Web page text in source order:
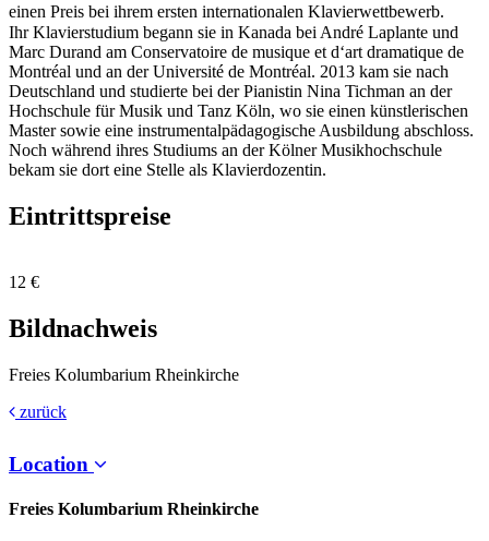
einen Preis bei ihrem ersten internationalen Klavierwettbewerb.
Ihr Klavierstudium begann sie in Kanada bei André Laplante und
Marc Durand am Conservatoire de musique et d‘art dramatique de
Montréal und an der Université de Montréal. 2013 kam sie nach
Deutschland und studierte bei der Pianistin Nina Tichman an der
Hochschule für Musik und Tanz Köln, wo sie einen künstlerischen
Master sowie eine instrumentalpädagogische Ausbildung abschloss.
Noch während ihres Studiums an der Kölner Musikhochschule
bekam sie dort eine Stelle als Klavierdozentin.
Eintrittspreise
12 €
Bildnachweis
Freies Kolumbarium Rheinkirche
zurück
Location
Freies Kolumbarium Rheinkirche